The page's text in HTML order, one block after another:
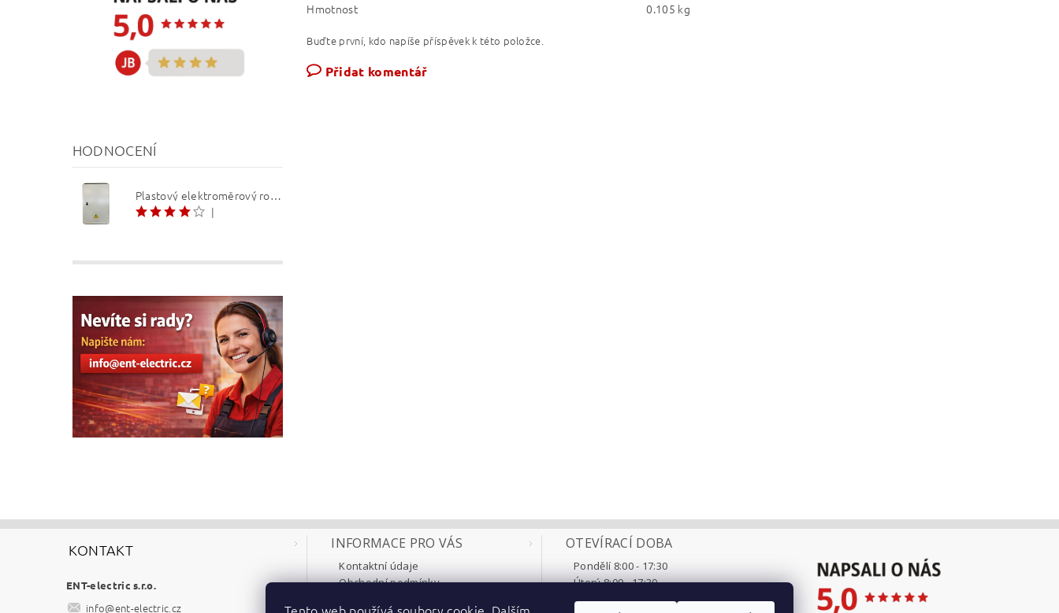
HODNOCENÍ
Plastový elektroměrový rozvaděč ER 212 NVP7P 40A QM (3f 1/2 S) 1bod. (O3/4)
|
Hmotnost 0.105 kg
Buďte první, kdo napíše příspěvek k této položce.
Přidat komentář
KONTAKT
ENT-electric s.r.o.
info@ent-electric.cz
INFORMACE PRO VÁS
Kontaktní údaje
Obchodní podmínky
OTEVÍRACÍ DOBA
Pondělí 8:00 - 17:30
Úterý 8:00 - 17:30
Středa 8:00 - 17:30